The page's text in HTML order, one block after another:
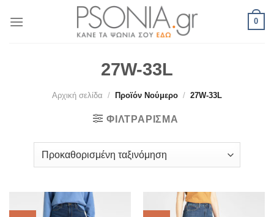
0
27W-33L
Αρχική σελίδα / Προϊόν Νούμερο / 27W-33L
ΦΙΛΤΡΆΡΙΣΜΑ